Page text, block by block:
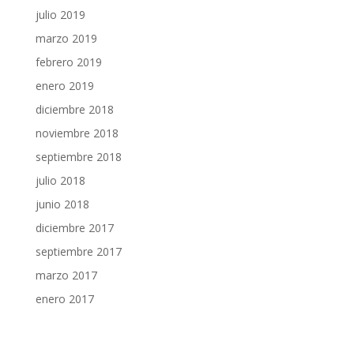
julio 2019
marzo 2019
febrero 2019
enero 2019
diciembre 2018
noviembre 2018
septiembre 2018
julio 2018
junio 2018
diciembre 2017
septiembre 2017
marzo 2017
enero 2017